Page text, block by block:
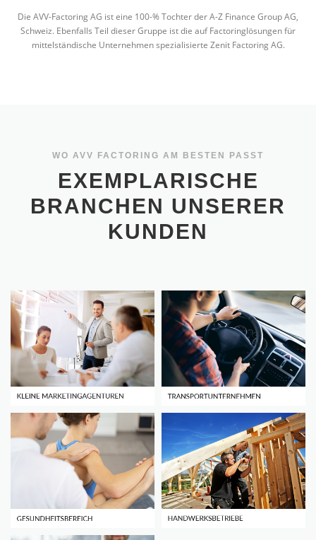
Die AVV-Factoring AG ist eine 100-% Tochter der A-Z Finance Group AG,
Schweiz. Ebenfalls Teil dieser Gruppe ist die auf Factoringlösungen für
mittelständische Unternehmen spezialisierte Zenit Factoring AG.
WO AVV FACTORING AM BESTEN PASST
EXEMPLARISCHE
BRANCHEN UNSERER
KUNDEN